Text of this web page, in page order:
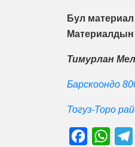
Бул
Тимурлан
Барскоондо
Тогуз-Торо
Facebook